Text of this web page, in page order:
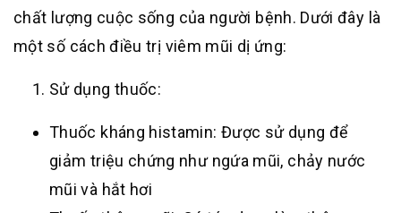
chất lượng cuộc sống của người bệnh. Dưới đây là
một số cách điều trị viêm mũi dị ứng:
Sử dụng thuốc:
Thuốc kháng histamin: Được sử dụng để
giảm triệu chứng như ngứa mũi, chảy nước
mũi và hắt hơi